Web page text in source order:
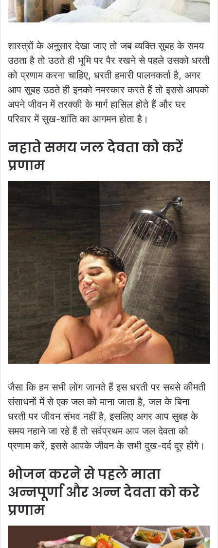
शास्त्रों के अनुसार देखा जाए तो जब व्यक्ति सुबह के समय
उठता है तो उठते ही भूमि पर पैर रखने से पहले उसको धरती
को प्रणाम करना चाहिए, धरती हमारी पालनकर्ता है, अगर
आप सुबह उठते ही इनको नमस्कार करते हैं तो इससे आपको
अपने जीवन में तरक्की के मार्ग हासिल होते हैं और घर
परिवार में सुख-शांति का आगमन होता है।
नहाते समय जल देवता को करें
प्रणाम
जैसा कि हम सभी लोग जानते हैं इस धरती पर सबसे कीमती
संसाधनों में से एक जल को माना जाता है, जल के बिना
धरती पर जीवन संभव नहीं है, इसलिए अगर आप सुबह के
समय नहाने जा रहे हैं तो सर्वप्रथम आप जल देवता को
प्रणाम करें, इससे आपके जीवन के सभी दुख-दर्द दूर होंगे।
भोजन करने से पहले माता
अन्नपूर्णा और अन्न देवता को करे
प्रणाम